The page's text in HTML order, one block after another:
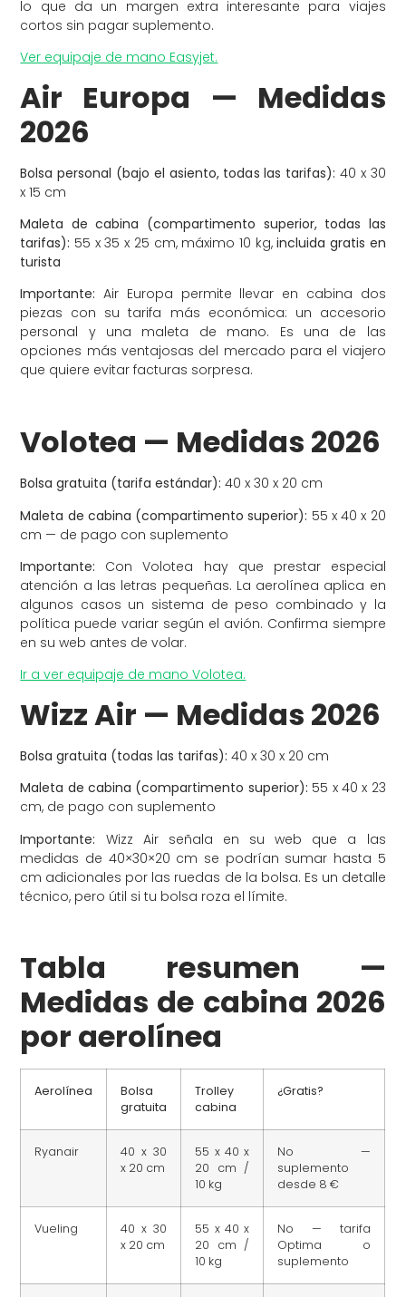
lo que da un margen extra interesante para viajes
cortos sin pagar suplemento.
Ver equipaje de mano Easyjet.
Air Europa — Medidas
2026
Bolsa personal (bajo el asiento, todas las tarifas): 40 x 30
x 15 cm
Maleta de cabina (compartimento superior, todas las
tarifas): 55 x 35 x 25 cm, máximo 10 kg,incluida gratis en
turista
Importante: Air Europa permite llevar en cabina dos
piezas con su tarifa más económica: un accesorio
personal y una maleta de mano. Es una de las
opciones más ventajosas del mercado para el viajero
que quiere evitar facturas sorpresa.
Volotea — Medidas 2026
Bolsa gratuita (tarifa estándar): 40 x 30 x 20 cm
Maleta de cabina (compartimento superior): 55 x 40 x 20
cm — de pago con suplemento
Importante: Con Volotea hay que prestar especial
atención a las letras pequeñas. La aerolínea aplica en
algunos casos un sistema de peso combinado y la
política puede variar según el avión. Confirma siempre
en su web antes de volar.
Ir a ver equipaje de mano Volotea.
Wizz Air — Medidas 2026
Bolsa gratuita (todas las tarifas): 40 x 30 x 20 cm
Maleta de cabina (compartimento superior): 55 x 40 x 23
cm, de pago con suplemento
Importante: Wizz Air señala en su web que a las
medidas de 40×30×20 cm se podrían sumar hasta 5
cm adicionales por las ruedas de la bolsa. Es un detalle
técnico, pero útil si tu bolsa roza el límite.
Tabla resumen —
Medidas de cabina 2026
por aerolínea
Aerolínea
Bolsa
gratuita
Trolley
cabina
¿Gratis?
Ryanair
40 x 30
x 20 cm
55 x 40 x
20 cm /
10 kg
No —
suplemento
desde 8 €
Vueling
40 x 30
x 20 cm
55 x 40 x
20 cm /
10 kg
No — tarifa
Optima o
suplemento